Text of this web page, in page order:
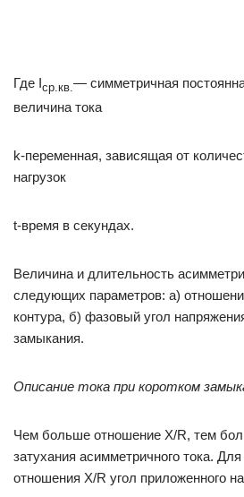
Где Iср.кв.— симметричная
величина тока
k-переменная, зависящая от
нагрузок
t-время в секундах.
Величина и длительность
следующих параметров: а)
контура, б) фазовый угол
замыкания.
Описание тока при коротком
Чем больше отношение X/R, тем
затухания асимметричного тока. Для
отношения X/R угол приложенного